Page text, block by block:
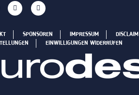
SPONSOREN IMPRESSUM DISCLAIM
EINWILLIGUNGEN WIDERRUFEN